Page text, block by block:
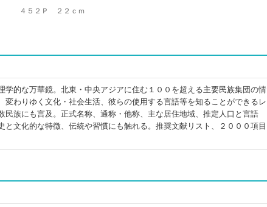
４５２Ｐ ２２ｃｍ
学的な万華鏡。北東・中央アジアに住む１００を超える主要民族集団の情
変わりゆく文化・社会生活、彼らの使用する言語等を知ることができるレ
民族にも言及。正式名称、通称・他称、主な居住地域、推定人口と言語
と文化的な特徴、伝統や習慣にも触れる。推奨文献リスト、２０００項目